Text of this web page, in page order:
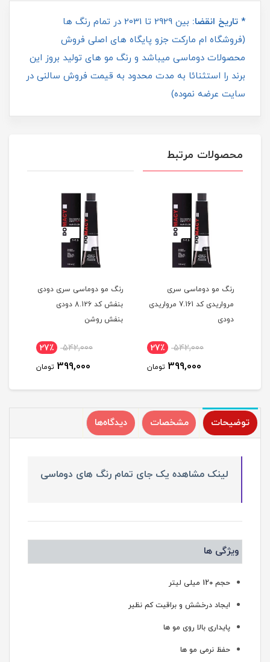
* تاریخ انقضا:
بین 2929 تا 2031 در تمام رنگ ها
(فروشگاه ام مارکت جزو پایگاه های اصلی فروش
محصولات دوماسی میباشد و رنگ مو های تولید بروز این
برند را استثنائا به مدت محدود به قیمت فروش سالنی در
سایت عرضه نموده)
محصولات مرتبط
رنگ مو دوماسی سری
مرواریدی کد 7.161 مرواریدی
دودی
542,000 27٪
399,000 تومان
رنگ مو دوماسی سری دودی
بنفش کد 8.126 دودی
بنفش روشن
542,000 27٪
399,000 تومان
توضیحات مشخصات دیدگاه‌ها
لینک مشاهده یک جای تمام رنگ های دوماسی
ویژگی ها
حجم 120 میلی لیتر
ایجاد درخشش و براقیت کم نظیر
پایداری بالا روی مو ها
حفظ نرمی مو ها